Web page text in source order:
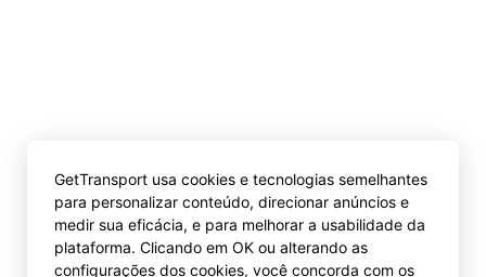
GetTransport usa cookies e tecnologias semelhantes
para personalizar conteúdo, direcionar anúncios e
medir sua eficácia, e para melhorar a usabilidade da
plataforma. Clicando em OK ou alterando as
configurações dos cookies, você concorda com os